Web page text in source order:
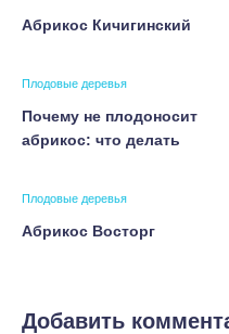
Абрикос Кичигинский
Плодовые деревья
Почему не плодоносит
абрикос: что делать
Плодовые деревья
Абрикос Восторг
Добавить